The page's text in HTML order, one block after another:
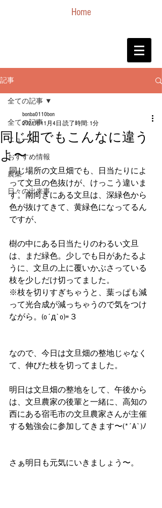
Home
記事
全ての記事
ニュース
おすすめ情報
農業
日々の出来事
全ての記事
同じ畑でもこんなに違う
よ〜
bonba0110bon
2021年11月4日 読了時間: 1分
同じ場所の文旦畑でも、日当たりによ
って文旦の色抜けが、けっこう違いま
す。南向きにある文旦は、深緑色から
色が抜けてきて、黄緑色になってるん
ですが、
樹の中にある日当たりのわるい文旦
は、まだ緑色。少しでも日があたるよ
うに、文旦の上に覆いかぶさっている
枝を少しだけ切ってました。
※枝を切りすぎちゃうと、葉っぱも減
って光合成が減っちゃうので気をつけ
ながら。(o´д`o)=３
なので、今日は文旦畑の整地じゃなく
て、伸びた枝を切ってました。
明日は文旦畑の整地をして、午後から
は、文旦農家の後輩と一緒に、高知の
西にある宿毛市の文旦農家さんが主催
する勉強会に参加してきます〜(*´A`)ﾉ
さぁ明日も元気にいきましょう〜。